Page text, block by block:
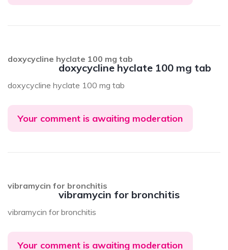
doxycycline hyclate 100 mg tab
doxycycline hyclate 100 mg tab
doxycycline hyclate 100 mg tab
Your comment is awaiting moderation
vibramycin for bronchitis
vibramycin for bronchitis
vibramycin for bronchitis
Your comment is awaiting moderation